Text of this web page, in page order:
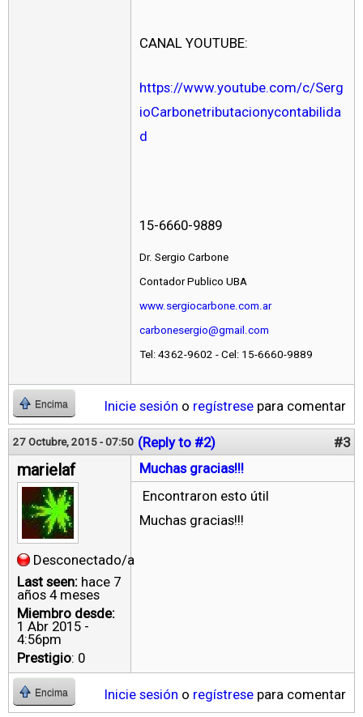
CANAL YOUTUBE:
https://www.youtube.com/c/Serg
ioCarbonetributacionycontabilida
d
15-6660-9889
Dr. Sergio Carbone
Contador Publico UBA
www.sergiocarbone.com.ar
carbonesergio@gmail.com
Tel: 4362-9602 - Cel: 15-6660-9889
Encima Inicie sesión o regístrese para comentar
27 Octubre, 2015 - 07:50 (Reply to #2) #3
marielaf
Desconectado/a
Last seen: hace 7
años 4 meses
Miembro desde:
1 Abr 2015 -
4:56pm
Prestigio: 0
Muchas gracias!!!
Encontraron esto útil
Muchas gracias!!!
Encima Inicie sesión o regístrese para comentar